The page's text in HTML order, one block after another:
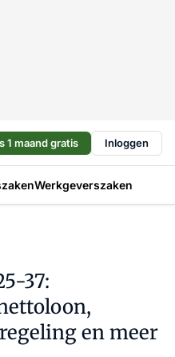
1 maand gratis Inloggen
Werkgeverszaken
37:
en meer